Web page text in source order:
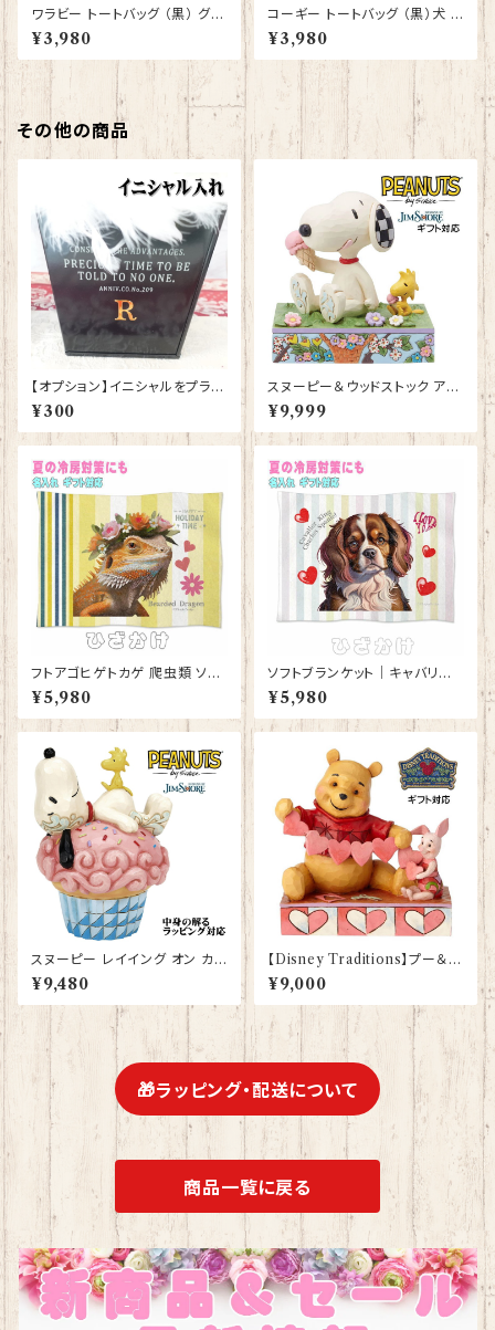
ワラビー トートバッグ （黒） グッ
ズ 雑貨 入学祝い レッスンバッ
グ お買い物バッグ【型番 B-100
09】お花の王冠シリーズ
¥3,980
コーギー トートバッグ （黒）犬 ド
ッグ グッズ 雑貨 入学祝い レッ
スンバッグ お買い物バッグ【型番
B-10005】お花の王冠シリーズ
¥3,980
その他の商品
【オプション】イニシャルをプラス
する
¥300
スヌーピー＆ウッドストック アイ
スクリーム JIM SHORE フィギ
ュア プレゼント ギフト グッズ お
祝い 人形 置物 ジムショア グッ
タインデー ホワイトデー 母の日
贈り物 お祝い 退職祝い 卒業祝
¥9,999
フトアゴヒゲトカゲ 爬虫類 ソフ
トブランケット ひざかけ 毛布 グ
ッズ 雑貨 誕生日プレゼント ギフ
ト【型番 SB-10008】お花の王
¥5,980
ソフトブランケット｜キャバリア
キングチャールズスパニエル 犬
ドッグ 雑貨 グッズ ひざかけ 毛
布【型番 SB-10001 】
¥5,980
スヌーピー レイイング オン カッ
プケーキ JIM SHORE フィギュ
ア プレゼント ギフト グッズ お祝
い 人形 置物 ジムショア 結婚祝
い 誕生日 還暦祝い お祝い ウッ
ドストック
¥9,480
【Disney Traditions】プー＆ピ
グレット ハート ディズニー フィ
ギュア プレゼント ギフト グッズ
お祝い 人形 置物 ジムショア グ
ッズ 結婚祝い 入籍祝い 誕生日
プレゼント 還暦祝い お祝い 結
婚記念日 JIM SHORE くまの
¥9,000
🎁ラッピング・配送について
商品一覧に戻る